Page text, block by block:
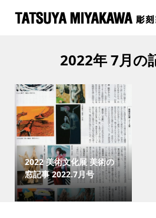
2022年 7月の
2022 美術文化展 美術の
窓記事 2022.7月号